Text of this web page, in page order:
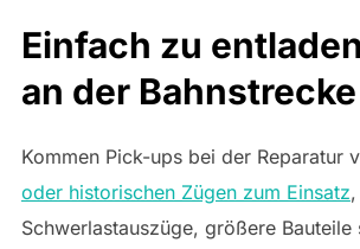
Einfach zu
an der Bahnstrecke
Kommen Pick-ups bei der Reparatur
oder historischen Zügen zum Einsatz
Schwerlastauszüge, größere